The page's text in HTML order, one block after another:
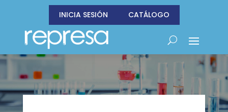
INICIA SESIÓN CATÁLOGO